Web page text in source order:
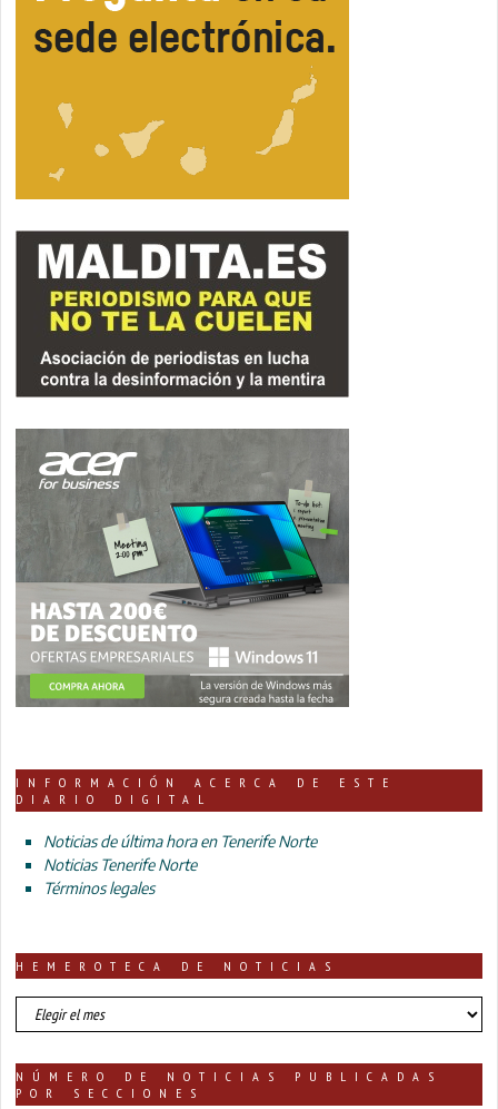
INFORMACIÓN ACERCA DE ESTE
DIARIO DIGITAL
Noticias de última hora en Tenerife Norte
Noticias Tenerife Norte
Términos legales
HEMEROTECA DE NOTICIAS
HEMEROTECA
DE
NÚMERO DE NOTICIAS PUBLICADAS
POR SECCIONES